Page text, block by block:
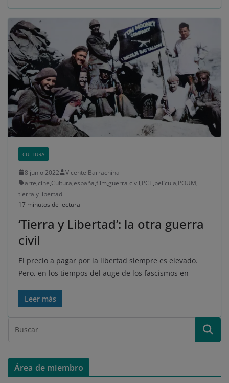
CULTURA
8 junio 2022
Vicente Barrachina
arte,cine,Cultura,españa,film,guerra civil,PCE,película,POUM,
tierra y libertad
17 minutos de lectura
‘Tierra y Libertad’: la otra guerra
civil
El precio a pagar por la libertad siempre es elevado.
Pero, en los tiempos del auge de los fascismos en
Leer más
Área de miembro